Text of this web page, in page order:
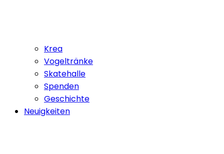
Krea
Vogeltränke
Skatehalle
Spenden
Geschichte
Neuigkeiten